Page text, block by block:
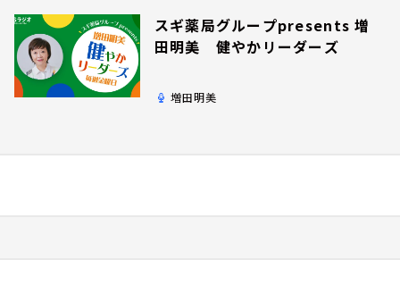
スギ薬局グループpresents 増
田明美 健やかリーダーズ
増田明美